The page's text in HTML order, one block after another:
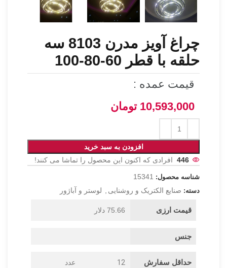
چراغ آویز مدرن 8103 سه
حلقه با قطر 60-80-100
قیمت عمده :
10,593,000 تومان
افزودن به سبد خرید
446 افرادی که اکنون این محصول را تماشا می کنند!
شناسه محصول: 15341
دسته: صنایع الکتریک و روشنایی لوستر و آباژور
قیمت ارزی 75.66 دلار
جنس
حداقل سفارش 12 عدد